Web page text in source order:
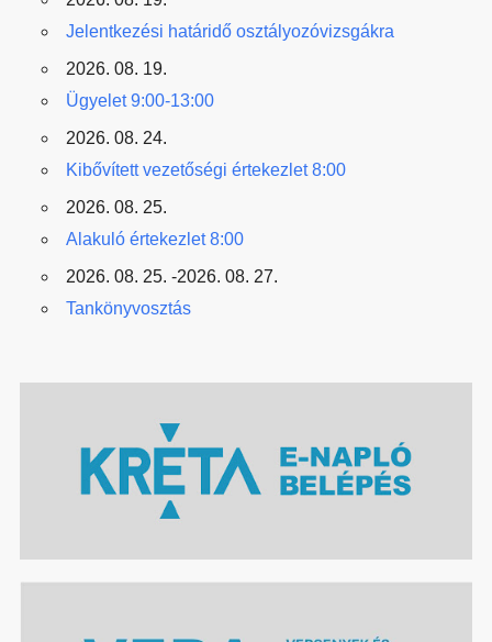
Jelentkezési határidő osztályozóvizsgákra
2026. 08. 19.
Ügyelet 9:00-13:00
2026. 08. 24.
Kibővített vezetőségi értekezlet 8:00
2026. 08. 25.
Alakuló értekezlet 8:00
2026. 08. 25. -2026. 08. 27.
Tankönyvosztás